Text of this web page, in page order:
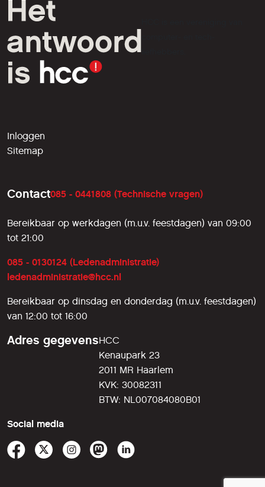
liefhebbers.
Inloggen
Sitemap
Contact085 - 0441808 (Technische vragen)
Bereikbaar op werkdagen (m.u.v. feestdagen) van 09:00
tot 21:00
085 - 0130124 (Ledenadministratie)
ledenadministratie@hcc.nl
Bereikbaar op dinsdag en donderdag (m.u.v. feestdagen)
van 12:00 tot 16:00
Adres gegevensHCC
Kenaupark 23
2011 MR Haarlem
KVK: 30082311
BTW: NL007084080B01
Social media